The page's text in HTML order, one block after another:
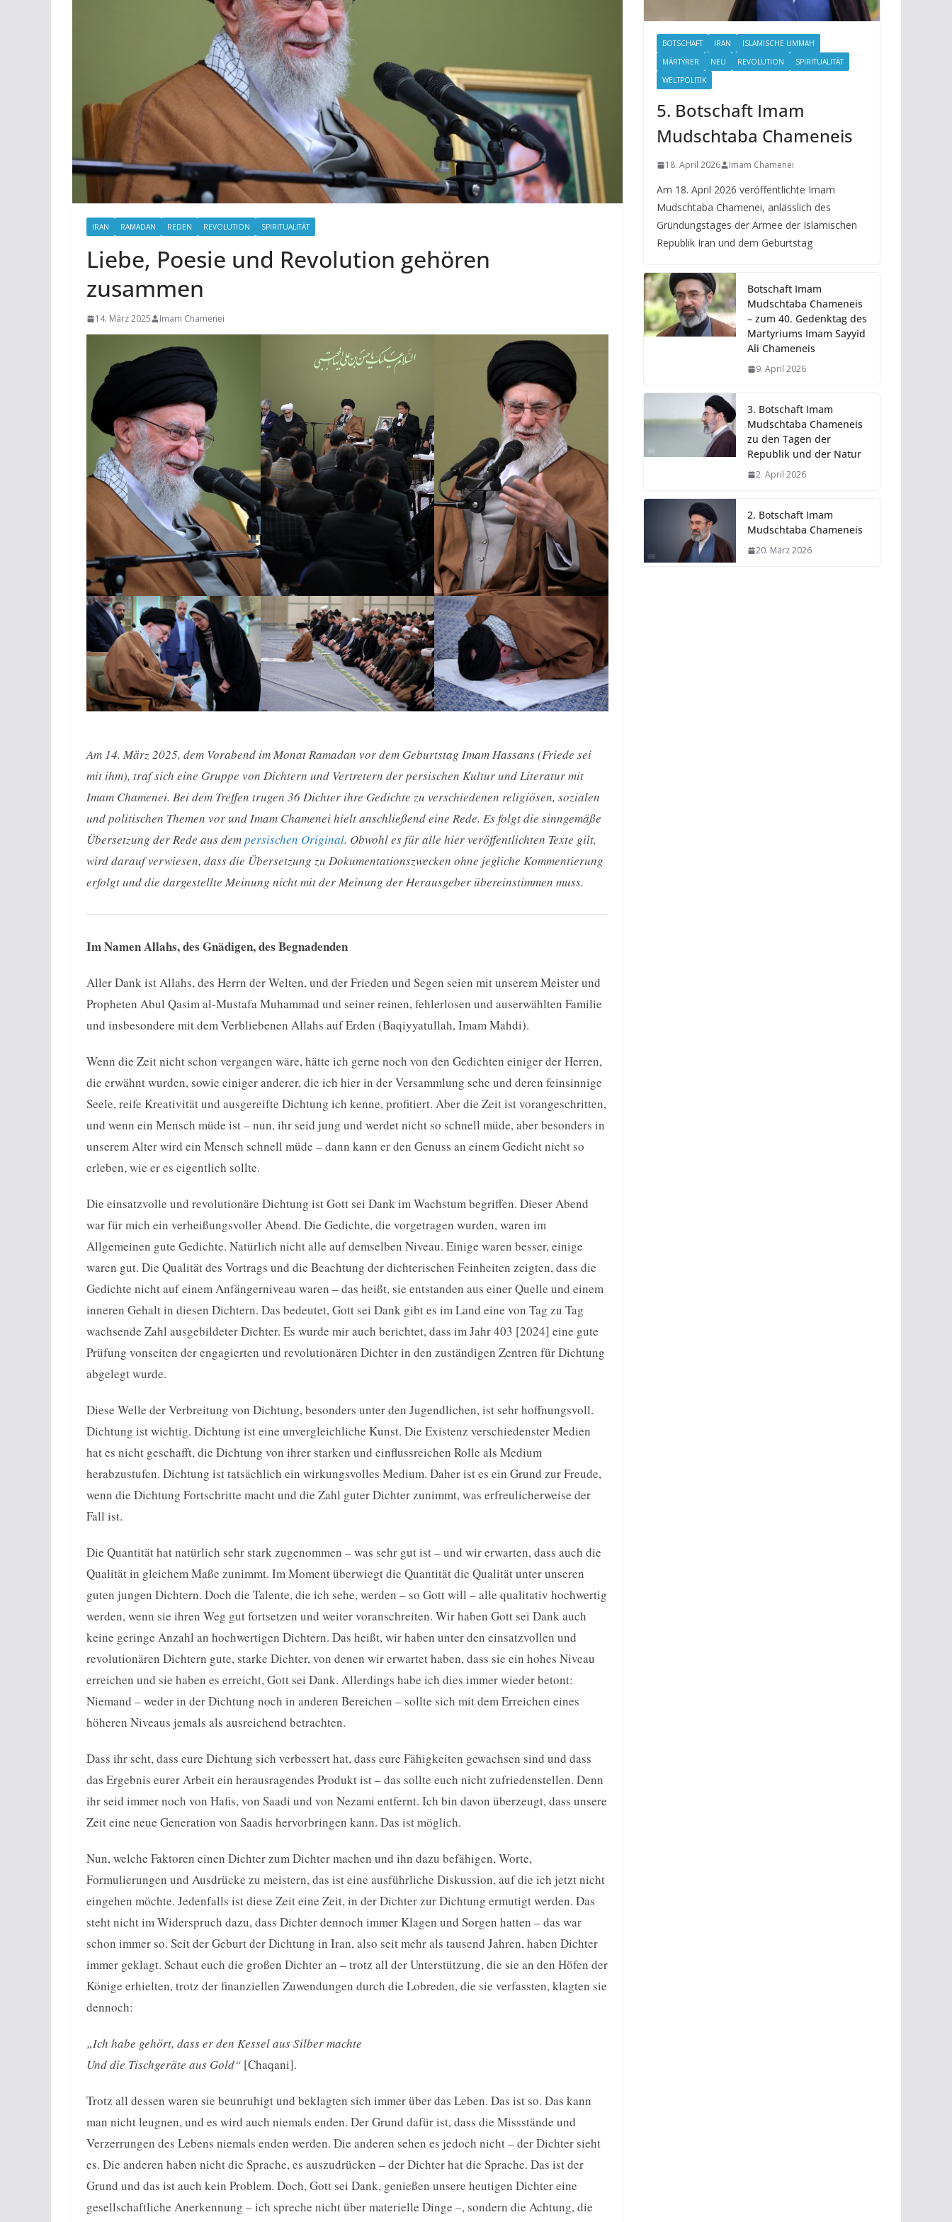
IRAN RAMADAN REDEN REVOLUTION SPIRITUALITÄT
Liebe, Poesie und Revolution gehören
zusammen
14. März 2025 Imam Chamenei
Am 14. März 2025, dem Vorabend im Monat Ramadan vor dem Geburtstag Imam Hassans (Friede sei
mit ihm), traf sich eine Gruppe von Dichtern und Vertretern der persischen Kultur und Literatur mit
Imam Chamenei. Bei dem Treffen trugen 36 Dichter ihre Gedichte zu verschiedenen religiösen, sozialen
und politischen Themen vor und Imam Chamenei hielt anschließend eine Rede. Es folgt die sinngemäße
Übersetzung der Rede aus dempersischen Original. Obwohl es für alle hier veröffentlichten Texte gilt,
wird darauf verwiesen, dass die Übersetzung zu Dokumentationszwecken ohne jegliche Kommentierung
erfolgt und die dargestellte Meinung nicht mit der Meinung der Herausgeber übereinstimmen muss.
Im Namen Allahs, des Gnädigen, des Begnadenden
Aller Dank ist Allahs, des Herrn der Welten, und der Frieden und Segen seien mit unserem Meister und
Propheten Abul Qasim al-Mustafa Muhammad und seiner reinen, fehlerlosen und auserwählten Familie
und insbesondere mit dem Verbliebenen Allahs auf Erden (Baqiyyatullah, Imam Mahdi).
Wenn die Zeit nicht schon vergangen wäre, hätte ich gerne noch von den Gedichten einiger der Herren,
die erwähnt wurden, sowie einiger anderer, die ich hier in der Versammlung sehe und deren feinsinnige
Seele, reife Kreativität und ausgereifte Dichtung ich kenne, profitiert. Aber die Zeit ist vorangeschritten,
und wenn ein Mensch müde ist – nun, ihr seid jung und werdet nicht so schnell müde, aber besonders in
unserem Alter wird ein Mensch schnell müde – dann kann er den Genuss an einem Gedicht nicht so
erleben, wie er es eigentlich sollte.
Die einsatzvolle und revolutionäre Dichtung ist Gott sei Dank im Wachstum begriffen. Dieser Abend
war für mich ein verheißungsvoller Abend. Die Gedichte, die vorgetragen wurden, waren im
Allgemeinen gute Gedichte. Natürlich nicht alle auf demselben Niveau. Einige waren besser, einige
waren gut. Die Qualität des Vortrags und die Beachtung der dichterischen Feinheiten zeigten, dass die
Gedichte nicht auf einem Anfängerniveau waren – das heißt, sie entstanden aus einer Quelle und einem
inneren Gehalt in diesen Dichtern. Das bedeutet, Gott sei Dank gibt es im Land eine von Tag zu Tag
wachsende Zahl ausgebildeter Dichter. Es wurde mir auch berichtet, dass im Jahr 403 [2024] eine gute
Prüfung vonseiten der engagierten und revolutionären Dichter in den zuständigen Zentren für Dichtung
abgelegt wurde.
Diese Welle der Verbreitung von Dichtung, besonders unter den Jugendlichen, ist sehr hoffnungsvoll.
Dichtung ist wichtig. Dichtung ist eine unvergleichliche Kunst. Die Existenz verschiedenster Medien
hat es nicht geschafft, die Dichtung von ihrer starken und einflussreichen Rolle als Medium
herabzustufen. Dichtung ist tatsächlich ein wirkungsvolles Medium. Daher ist es ein Grund zur Freude,
wenn die Dichtung Fortschritte macht und die Zahl guter Dichter zunimmt, was erfreulicherweise der
Fall ist.
Die Quantität hat natürlich sehr stark zugenommen – was sehr gut ist – und wir erwarten, dass auch die
Qualität in gleichem Maße zunimmt. Im Moment überwiegt die Quantität die Qualität unter unseren
guten jungen Dichtern. Doch die Talente, die ich sehe, werden – so Gott will – alle qualitativ hochwertig
werden, wenn sie ihren Weg gut fortsetzen und weiter voranschreiten. Wir haben Gott sei Dank auch
keine geringe Anzahl an hochwertigen Dichtern. Das heißt, wir haben unter den einsatzvollen und
revolutionären Dichtern gute, starke Dichter, von denen wir erwartet haben, dass sie ein hohes Niveau
erreichen und sie haben es erreicht, Gott sei Dank. Allerdings habe ich dies immer wieder betont:
Niemand – weder in der Dichtung noch in anderen Bereichen – sollte sich mit dem Erreichen eines
höheren Niveaus jemals als ausreichend betrachten.
Dass ihr seht, dass eure Dichtung sich verbessert hat, dass eure Fähigkeiten gewachsen sind und dass
das Ergebnis eurer Arbeit ein herausragendes Produkt ist – das sollte euch nicht zufriedenstellen. Denn
ihr seid immer noch von Hafis, von Saadi und von Nezami entfernt. Ich bin davon überzeugt, dass unsere
Zeit eine neue Generation von Saadis hervorbringen kann. Das ist möglich.
Nun, welche Faktoren einen Dichter zum Dichter machen und ihn dazu befähigen, Worte,
Formulierungen und Ausdrücke zu meistern, das ist eine ausführliche Diskussion, auf die ich jetzt nicht
eingehen möchte. Jedenfalls ist diese Zeit eine Zeit, in der Dichter zur Dichtung ermutigt werden. Das
steht nicht im Widerspruch dazu, dass Dichter dennoch immer Klagen und Sorgen hatten – das war
schon immer so. Seit der Geburt der Dichtung in Iran, also seit mehr als tausend Jahren, haben Dichter
immer geklagt. Schaut euch die großen Dichter an – trotz all der Unterstützung, die sie an den Höfen der
Könige erhielten, trotz der finanziellen Zuwendungen durch die Lobreden, die sie verfassten, klagten sie
dennoch:
„Ich habe gehört, dass er den Kessel aus Silber machte
Und die Tischgeräte aus Gold“ [Chaqani].
Trotz all dessen waren sie beunruhigt und beklagten sich immer über das Leben. Das ist so. Das kann
man nicht leugnen, und es wird auch niemals enden. Der Grund dafür ist, dass die Missstände und
Verzerrungen des Lebens niemals enden werden. Die anderen sehen es jedoch nicht – der Dichter sieht
es. Die anderen haben nicht die Sprache, es auszudrücken – der Dichter hat die Sprache. Das ist der
Grund und das ist auch kein Problem. Doch, Gott sei Dank, genießen unsere heutigen Dichter eine
gesellschaftliche Anerkennung – ich spreche nicht über materielle Dinge –, sondern die Achtung, die
BOTSCHAFT IRAN
ISLAMISCHE UMMAH
MÄRTYRER
NEU REVOLUTION
SPIRITUALITÄT
WELTPOLITIK
5. Botschaft Imam
Mudschtaba Chameneis
18. April 2026 Imam Chamenei
Am 18. April 2026 veröffentlichte Imam
Mudschtaba Chamenei, anlässlich des
Gründungstages der Armee der Islamischen
Republik Iran und dem Geburtstag
Botschaft Imam
Mudschtaba Chameneis
– zum 40. Gedenktag des
Martyriums Imam Sayyid
Ali Chameneis
9. April 2026
3. Botschaft Imam
Mudschtaba Chameneis
zu den Tagen der
Republik und der Natur
2. April 2026
2. Botschaft Imam
Mudschtaba Chameneis
20. März 2026